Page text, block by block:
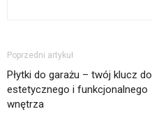
Poprzedni artykuł
Płytki do garażu – twój klucz do
estetycznego i funkcjonalnego
wnętrza